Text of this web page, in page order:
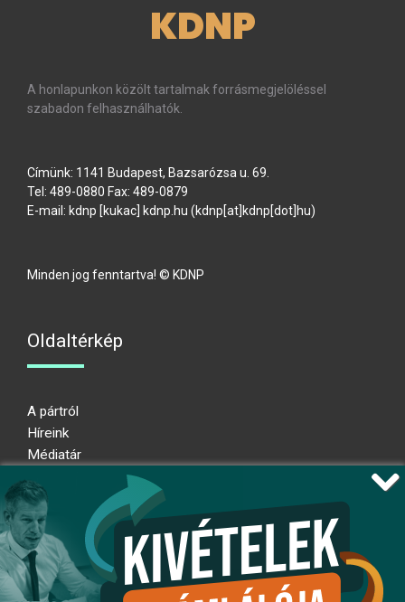
KDNP
A honlapunkon közölt tartalmak forrásmegjelöléssel
szabadon felhasználhatók.
Címünk: 1141 Budapest, Bazsarózsa u. 69.
Tel: 489-0880 Fax: 489-0879
E-mail: kdnp [kukac] kdnp hu (kdnp[at]kdnp[dot]hu)
Minden jog fenntartva! © KDNP
Oldaltérkép
A pártról
Híreink
Médiatár
Adatkezelési nyilatkozat
Átláthatósági nyilatkozat
Ugrás az oldal tetejére
Kövessen minket!